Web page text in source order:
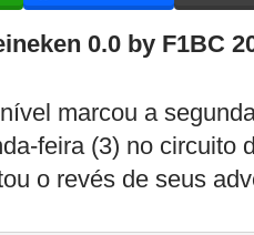
0.0 by F1BC
marcou a
feira (3) no circuito
o revés de seus